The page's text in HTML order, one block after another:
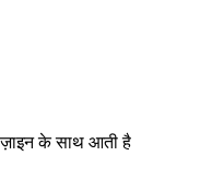
के साथ आती है